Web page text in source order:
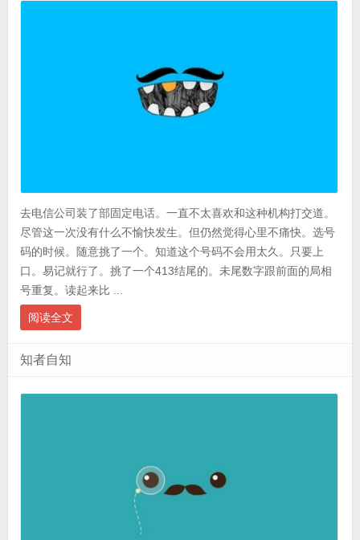
去电信公司装了部固定电话。一直不太喜欢和这种机构打交道。
尽管这一次没有什么不愉快发生。但仍然觉得心里不痛快。选号
码的时候。随意挑了一个。知道这个号码不会用太久。只要上
口。易记就行了。挑了一个413结尾的。未尾数字跟前面的局相
号重复。读起来比 ...
阅读全文
知者自知